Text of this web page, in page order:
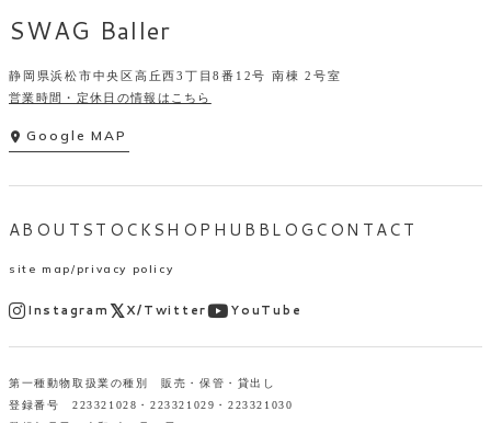
SWAG Baller
静岡県浜松市中央区高丘西3丁目8番12号 南棟 2号室
営業時間・定休日の情報はこちら
Google MAP
ABOUTSTOCKSHOP HUB BLOGCONTACT
site map privacy policy
Instagram X/Twitter YouTube
第一種動物取扱業の種別 販売・保管・貸出し
登録番号 223321028・223321029・223321030